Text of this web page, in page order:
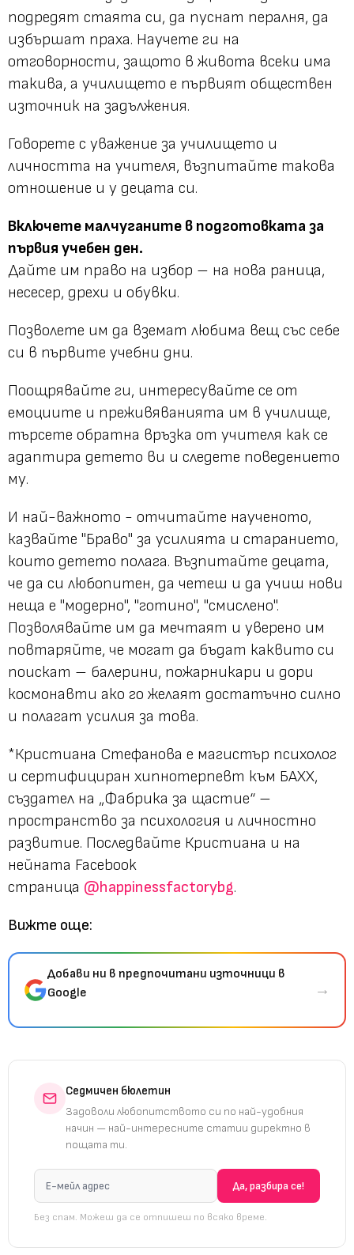
подредят стаята си, да пуснат пералня, да
избършат праха. Научете ги на
отговорности, защото в живота всеки има
такива, а училището е първият обществен
източник на задължения.
Говорете с уважение за училището и
личността на учителя, възпитайте такова
отношение и у децата си.
Включете малчуганите в подготовката за
първия учебен ден.
Дайте им право на избор – на нова раница,
несесер, дрехи и обувки.
Позволете им да вземат любима вещ със себе
си в първите учебни дни.
Поощрявайте ги, интересувайте се от
емоциите и преживяванията им в училище,
търсете обратна връзка от учителя как се
адаптира детето ви и следете поведението
му.
И най-важното - отчитайте наученото,
казвайте "Браво" за усилията и старанието,
които детето полага. Възпитайте децата,
че да си любопитен, да четеш и да учиш нови
неща е "модерно", "готино", "смислено".
Позволявайте им да мечтаят и уверено им
повтаряйте, че могат да бъдат каквито си
поискат – балерини, пожарникари и дори
космонавти ако го желаят достатъчно силно
и полагат усилия за това.
*Кристиана Стефанова е магистър психолог
и сертифициран хипнотерпевт към БАХХ,
създател на „Фабрика за щастие“ –
пространство за психология и личностно
развитие. Последвайте Кристиана и на
нейната Facebook
страница @happinessfactorybg.
Вижте още:
Добави ни в предпочитани източници в
Google
→
Седмичен бюлетин
Задоволи любопитството си по най-удобния
начин — най-интересните статии директно в
пощата ти.
Без спам. Можеш да се отпишеш по всяко време.